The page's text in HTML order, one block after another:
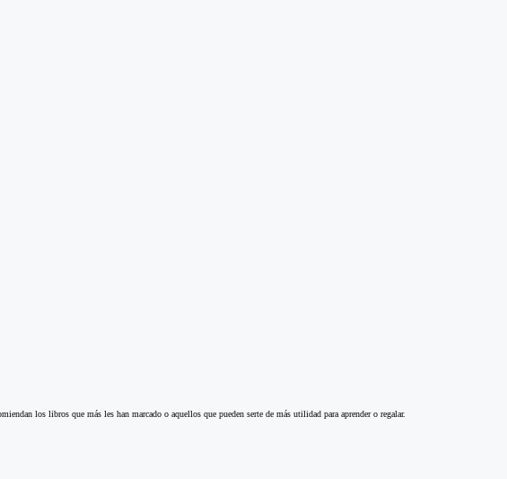
los libros que más les han marcado o aquellos que pueden serte de más utilidad para aprender o regalar.